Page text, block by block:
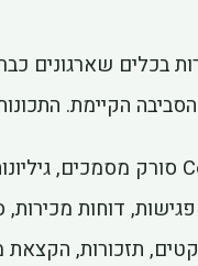
דוחות
תזכורות, הקצאת